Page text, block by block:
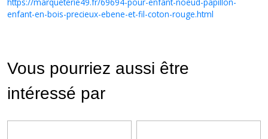
enfant-en-bois-precieux-ebene-et-fil-coton-rouge.html
Vous pourriez aussi être
intéressé par